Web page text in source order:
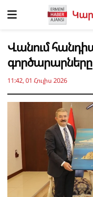
Վանում
գործարարները
11:42, 01 Հուլիս 2026